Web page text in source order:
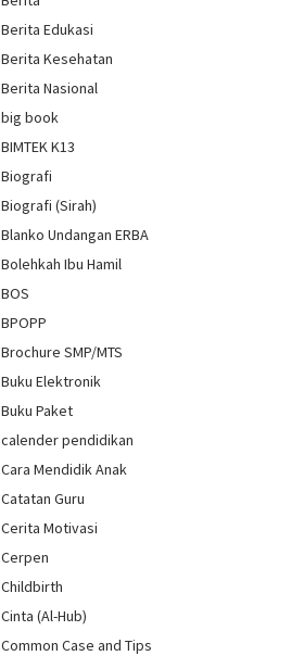
Berita Edukasi
Berita Kesehatan
Berita Nasional
big book
BIMTEK K13
Biografi
Biografi (Sirah)
Blanko Undangan ERBA
Bolehkah Ibu Hamil
BOS
BPOPP
Brochure SMP/MTS
Buku Elektronik
Buku Paket
calender pendidikan
Cara Mendidik Anak
Catatan Guru
Cerita Motivasi
Cerpen
Childbirth
Cinta (Al-Hub)
Common Case and Tips